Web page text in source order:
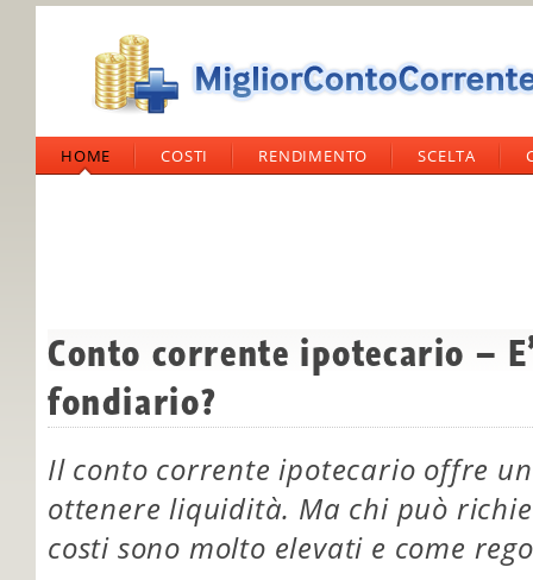
HOME COSTI RENDIMENTO SCELTA
Conto corrente ipotecario –
fondiario?
Il conto corrente ipotecario offre
ottenere liquidità. Ma chi può
costi sono molto elevati e come